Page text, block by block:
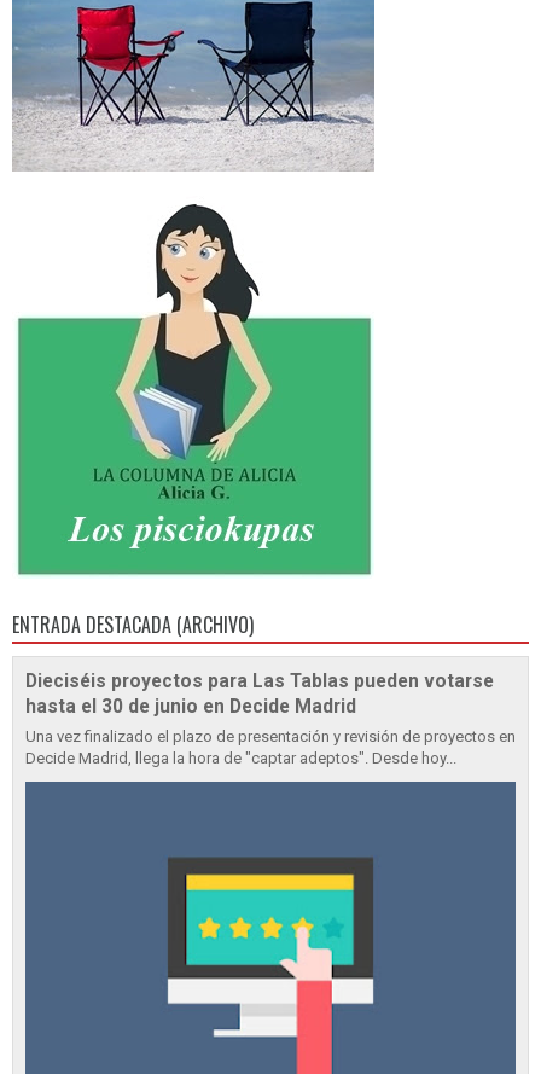
ENTRADA DESTACADA (ARCHIVO)
Dieciséis proyectos para Las Tablas pueden votarse
hasta el 30 de junio en Decide Madrid
Una vez finalizado el plazo de presentación y revisión de proyectos en
Decide Madrid, llega la hora de "captar adeptos". Desde hoy...